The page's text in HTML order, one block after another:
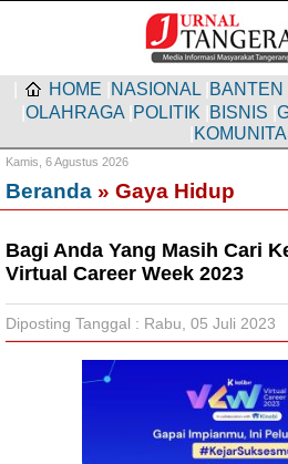
HOME NASIONAL BANTEN
OLAHRAGA POLITIK BISNIS
Kamis, 6 Agustus 2026
Beranda » Gaya Hidup
Bagi Anda Yang Masih Cari
Virtual Career Week 2023
Diposting Tanggal : Rabu, 05 Juli 2023